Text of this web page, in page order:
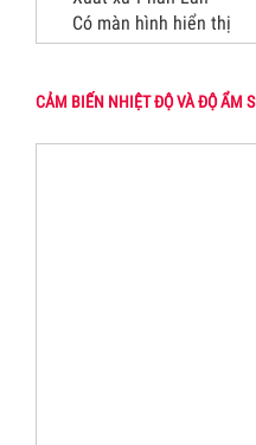
Có màn hình hiển thị
CẢM BIẾN NHIỆT ĐỘ VÀ ĐỘ ẨM